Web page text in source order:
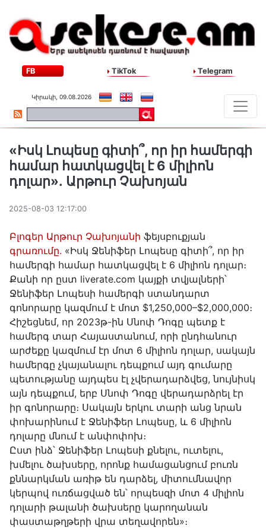
FB TikTok Telegram
Կիրակի, 09.08.2026
«Իսկ Լոպեսը գիտի՞, որ իր համերգի
համար հատկացվել է 6 միլիոն
դոլար»․ Արթուր Չախոյան
2025-08-03 12:17:00
Բլոգեր Արթուր Չախոյանի ֆեյսբուքյան
գրառումը․ «Իսկ Ջենիֆեր Լոպեսը գիտի՞, որ իր
համերգի համար հատկացվել է 6 միլիոն դոլար։
Քանի որ ըստ liverate.com կայքի տվյալների՝
Ջենիֆեր Լոպեսի համերգի ստանդարտ
գոնորարը կազմում է մոտ $1,250,000–$2,000,000։
Հիշեցնեմ, որ 2023թ-ին Սնոփ Դոգը պետք է
համերգ տար Հայաստանում, որի ընդհանուր
արժեքը կազմում էր մոտ 6 միլիոն դոլար, սակայն
համերգը չկայանալու դեպքում այդ գումարը
պետությանը այդպես էլ չվերադարձվեց, նույնիսկ
այն դեպքում, երբ Սնոփ Դոգը վերադարձրել էր
իր գոնորարը։ Սակայն երկու տարի անց նրան
փոխարինում է Ջենիֆեր Լոպեսը, և 6 միլիոն
դոլարը մնում է անփոփոխ։
Ըստ ինձ՝ Ջենիֆեր Լոպեսի քնելու, ուտելու,
խմելու ծախսերը, որոնք համացանցում բուռն
քննարկման առիթ են դարձել, միտումնավոր
կերպով ուռճացված են՝ որպեսզի մոտ 4 միլիոն
դոլարի թալանի ծախսերը կարողանան
փաստաթղթերի վրա տեղավորեն»։